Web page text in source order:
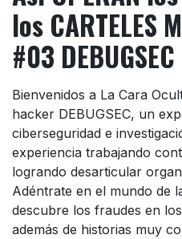
los CARTELES
#03 DEBUGSEC
Bienvenidos a La Cara
hacker DEBUGSEC, un
ciberseguridad e
experiencia trabajando
logrando desarticular
Adéntrate en el mundo de
descubre los fraudes en
además de historias muy